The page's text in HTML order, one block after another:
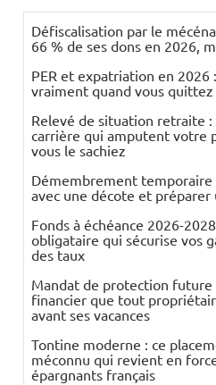
Défiscalisation par le
66 % de ses dons en 2026,
PER et expatriation en 2026
vraiment quand vous quittez
Relevé de situation retraite :
carrière qui amputent votre
vous le sachiez
Démembrement temporaire
avec une décote et
Fonds à échéance 2026-
obligataire qui sécurise vos
des taux
Mandat de protection future
financier que tout
avant ses vacances
Tontine moderne : ce
méconnu qui revient en
épargnants français